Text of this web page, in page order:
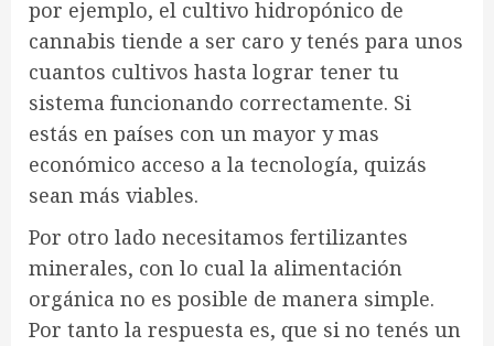
por ejemplo, el cultivo hidropónico de
cannabis tiende a ser caro y tenés para unos
cuantos cultivos hasta lograr tener tu
sistema funcionando correctamente. Si
estás en países con un mayor y mas
económico acceso a la tecnología, quizás
sean más viables.
Por otro lado necesitamos fertilizantes
minerales, con lo cual la alimentación
orgánica no es posible de manera simple.
Por tanto la respuesta es, que si no tenés un